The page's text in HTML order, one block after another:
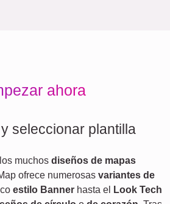
ahora
seleccionar plantilla
muchos diseños de mapas
ofrece numerosas variantes de
estilo Banner hasta el
Look Tech